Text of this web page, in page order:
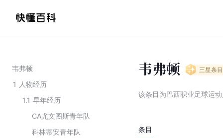
韦弗顿
1 人物经历
1.1 早年经历
CA尤文图斯青年队
科林蒂安青年队
韦弗顿 三星条目
该条目为巴西职业足球运
条目